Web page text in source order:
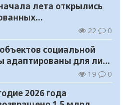
лета открылись
вокзалов
22 0
социальной
адаптированы для лиц
19 0
2026 года